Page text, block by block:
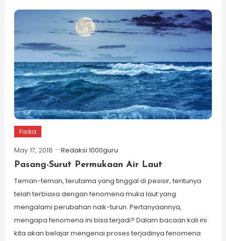
Fisika
May 17, 2018
Redaksi 1000guru
Pasang-Surut Permukaan Air Laut
Teman-teman, terutama yang tinggal di pesisir, tentunya
telah terbiasa dengan fenomena muka laut yang
mengalami perubahan naik-turun. Pertanyaannya,
mengapa fenomena ini bisa terjadi? Dalam bacaan kali ini
kita akan belajar mengenai proses terjadinya fenomena